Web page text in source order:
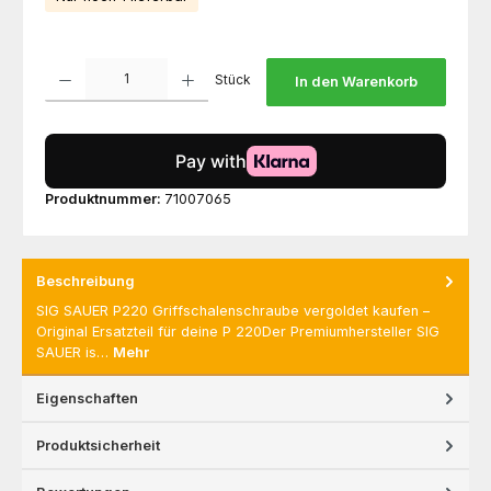
Stück In den Warenkorb
Produktnummer: 71007065
Beschreibung
SIG SAUER P220 Griffschalenschraube vergoldet kaufen –
Original Ersatzteil für deine P 220Der Premiumhersteller SIG
SAUER is… Mehr
Eigenschaften
Produktsicherheit